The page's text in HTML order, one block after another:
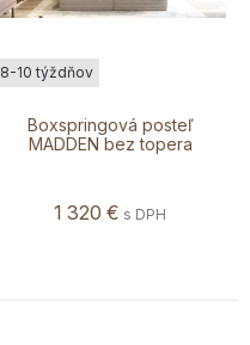
Boxspringová posteľ
MADDEN bez topera
8-10 týždňov
1 320 € s DPH